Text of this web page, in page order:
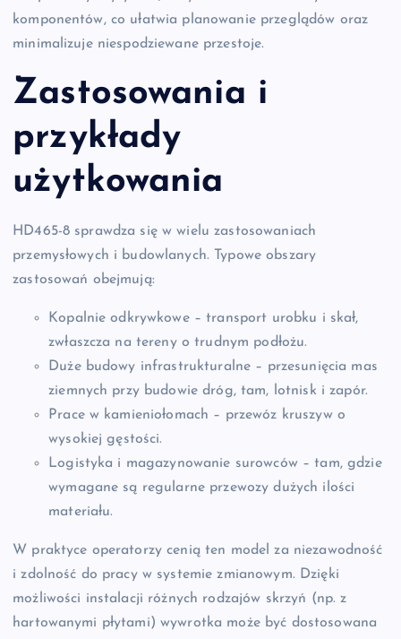
komponentów, co ułatwia planowanie przeglądów oraz
minimalizuje niespodziewane przestoje.
Zastosowania i
przykłady
użytkowania
HD465-8 sprawdza się w wielu zastosowaniach
przemysłowych i budowlanych. Typowe obszary
zastosowań obejmują:
Kopalnie odkrywkowe – transport urobku i skał,
zwłaszcza na tereny o trudnym podłożu.
Duże budowy infrastrukturalne – przesunięcia mas
ziemnych przy budowie dróg, tam, lotnisk i zapór.
Prace w kamieniołomach – przewóz kruszyw o
wysokiej gęstości.
Logistyka i magazynowanie surowców – tam, gdzie
wymagane są regularne przewozy dużych ilości
materiału.
W praktyce operatorzy cenią ten model za niezawodność
i zdolność do pracy w systemie zmianowym. Dzięki
możliwości instalacji różnych rodzajów skrzyń (np. z
hartowanymi płytami) wywrotka może być dostosowana